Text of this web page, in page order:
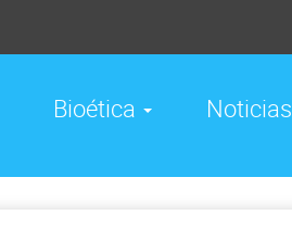
Bioética Noticias